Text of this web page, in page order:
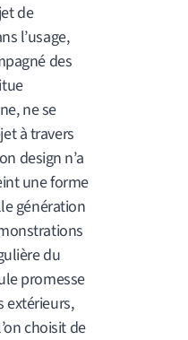
de
l’usage,
des
ne se
à travers
design n’a
une forme
génération
du
promesse
extérieurs,
choisit de